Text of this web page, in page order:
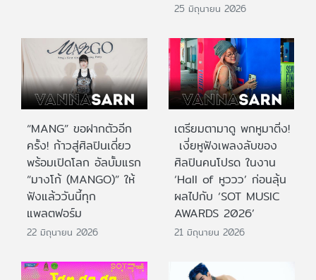
25 มิถุนายน 2026
“MANG” ขอฝากตัวอีก
ครั้ง! ก้าวสู่ศิลปินเดี่ยว
พร้อมเปิดโลก อัลบั้มแรก
“มางโก้ (MANGO)” ให้
ฟังแล้ววันนี้ทุก
แพลตฟอร์ม
22 มิถุนายน 2026
เตรียมตามาดู พกหูมาติ่ง!
เงี่ยหูฟังเพลงลับของ
ศิลปินคนโปรด ในงาน
‘Hall of หูววว’ ก่อนลุ้น
ผลไปกับ ‘SOT MUSIC
AWARDS 2026’
21 มิถุนายน 2026